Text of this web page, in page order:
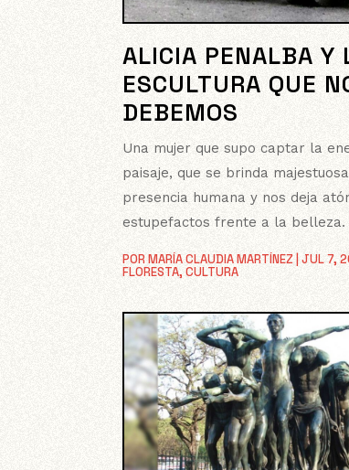
ALICIA PENALBA Y
ESCULTURA QUE
DEBEMOS
PORMARÍA CLAUDIA MARTÍNEZ |JUL 7,
FLORESTA,CULTURA
Una mujer que supo captar la
paisaje, que se brinda
presencia humana y nos deja
estupefactos frente a la belleza.